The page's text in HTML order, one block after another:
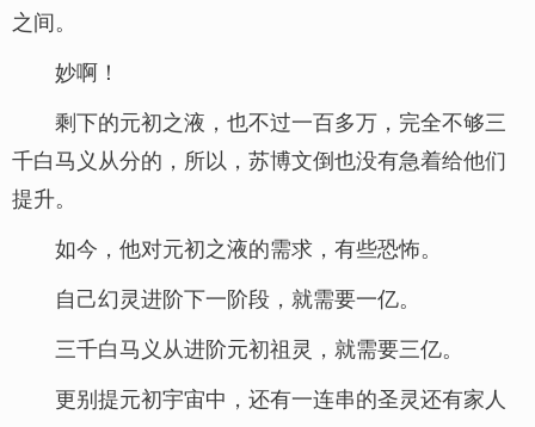
之间。
妙啊！
剩下的元初之液，也不过一百多万，完全不够三
千白马义从分的，所以，苏博文倒也没有急着给他们
提升。
如今，他对元初之液的需求，有些恐怖。
自己幻灵进阶下一阶段，就需要一亿。
三千白马义从进阶元初祖灵，就需要三亿。
更别提元初宇宙中，还有一连串的圣灵还有家人